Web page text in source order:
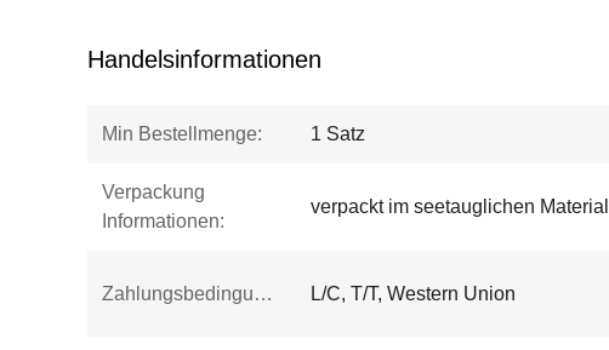
Handelsinformationen
Min Bestellmenge: 1 Satz
Verpackung
Informationen:
verpackt im seetauglichen Material
Zahlungsbedingungen: L/C, T/T, Western Union